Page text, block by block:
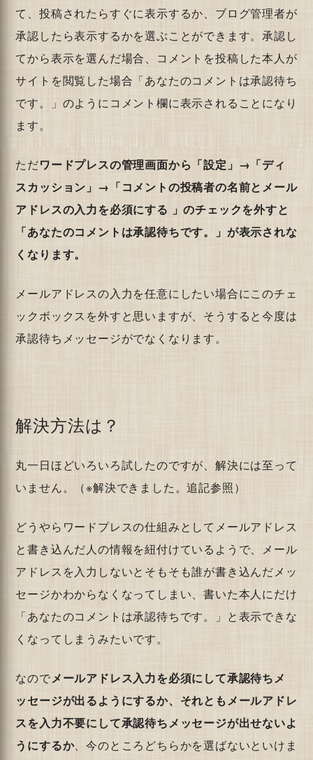
て、投稿されたらすぐに表示するか、ブログ管理者が
承認したら表示するかを選ぶことができます。承認し
てから表示を選んだ場合、コメントを投稿した本人が
サイトを閲覧した場合「あなたのコメントは承認待ち
です。」のようにコメント欄に表示されることになり
ます。
ただワードプレスの管理画面から「設定」→「ディ
スカッション」→「コメントの投稿者の名前とメール
アドレスの入力を必須にする 」のチェックを外すと
「あなたのコメントは承認待ちです。」が表示されな
くなります。
メールアドレスの入力を任意にしたい場合にこのチェ
ックボックスを外すと思いますが、そうすると今度は
承認待ちメッセージがでなくなります。
解決方法は？
丸一日ほどいろいろ試したのですが、解決には至って
いません。（※解決できました。追記参照）
どうやらワードプレスの仕組みとしてメールアドレス
と書き込んだ人の情報を紐付けているようで、メール
アドレスを入力しないとそもそも誰が書き込んだメッ
セージかわからなくなってしまい、書いた本人にだけ
「あなたのコメントは承認待ちです。」と表示できな
くなってしまうみたいです。
なのでメールアドレス入力を必須にして承認待ちメ
ッセージが出るようにするか、それともメールアドレ
スを入力不要にして承認待ちメッセージが出せないよ
うにするか、今のところどちらかを選ばないといけま